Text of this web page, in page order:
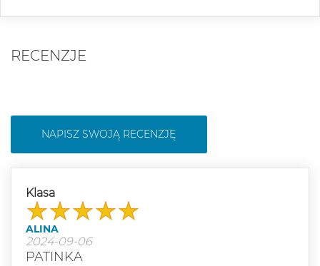
RECENZJE
NAPISZ SWOJĄ RECENZJĘ
Klasa
ALINA
2024-09-06
PATINKA